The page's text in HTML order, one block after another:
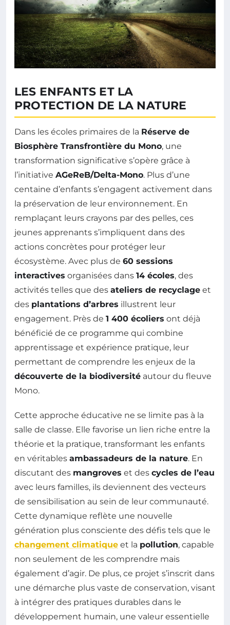
LES ENFANTS ET LA
PROTECTION DE LA NATURE
Dans les écoles primaires de la Réserve de
Biosphère Transfrontière du Mono, une
transformation significative s’opère grâce à
l’initiative AGeReB/Delta-Mono. Plus d’une
centaine d’enfants s’engagent activement dans
la préservation de leur environnement. En
remplaçant leurs crayons par des pelles, ces
jeunes apprenants s’impliquent dans des
actions concrètes pour protéger leur
écosystème. Avec plus de 60 sessions
interactives organisées dans 14 écoles, des
activités telles que des ateliers de recyclage et
des plantations d’arbres illustrent leur
engagement. Près de 1 400 écoliers ont déjà
bénéficié de ce programme qui combine
apprentissage et expérience pratique, leur
permettant de comprendre les enjeux de la
découverte de la biodiversité autour du fleuve
Mono.
Cette approche éducative ne se limite pas à la
salle de classe. Elle favorise un lien riche entre la
théorie et la pratique, transformant les enfants
en véritables ambassadeurs de la nature. En
discutant des mangroves et des cycles de l’eau
avec leurs familles, ils deviennent des vecteurs
de sensibilisation au sein de leur communauté.
Cette dynamique reflète une nouvelle
génération plus consciente des défis tels que le
changement climatique et la pollution, capable
non seulement de les comprendre mais
également d’agir. De plus, ce projet s’inscrit dans
une démarche plus vaste de conservation, visant
à intégrer des pratiques durables dans le
développement humain, une valeur essentielle